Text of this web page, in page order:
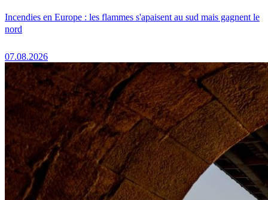
Incendies en Europe : les flammes s'apaisent au sud mais gagnent le
nord
07.08.2026